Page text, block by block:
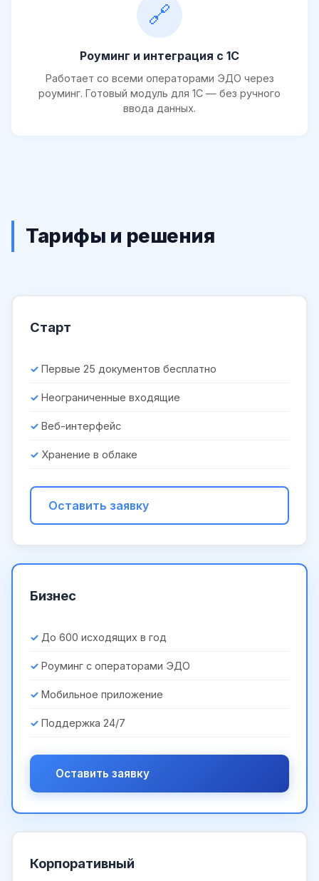
🔗
Роуминг и интеграция с 1С
Работает со всеми операторами ЭДО через
роуминг. Готовый модуль для 1С — без ручного
ввода данных.
Тарифы и решения
Старт
Первые 25 документов бесплатно
Неограниченные входящие
Веб-интерфейс
Хранение в облаке
Оставить заявку
Бизнес
До 600 исходящих в год
Роуминг с операторами ЭДО
Мобильное приложение
Поддержка 24/7
Оставить заявку
Корпоративный